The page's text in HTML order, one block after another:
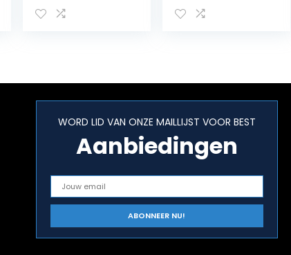
Plunjer.
Afvoer
3 Vervangbare
WORD LID VAN ONZE MAILLIJST VOOR BEST
Aanbiedingen